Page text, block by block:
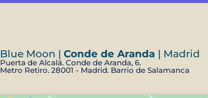
Blue Moon | Conde de Aranda | Madrid
Puerta de Alcalá. Conde de Aranda, 6.
Metro Retiro. 28001 - Madrid. Barrio de Salamanca